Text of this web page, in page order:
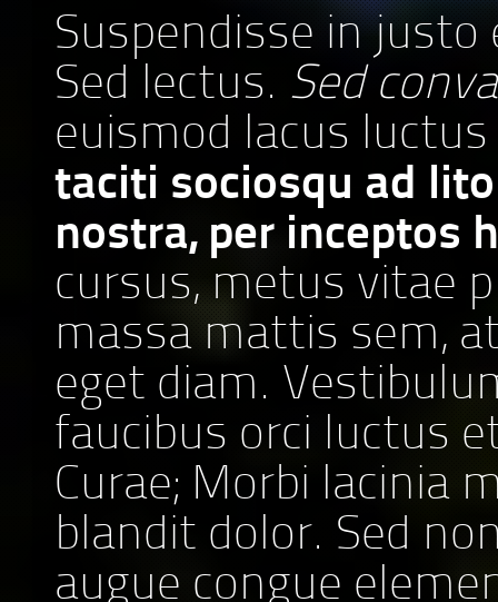
Suspendisse in
Sed lectus. Sed
euismod lacus
taciti sociosqu ad
nostra, per inceptos
cursus, metus vitae
massa mattis sem,
eget diam.
faucibus orci luctus
Curae; Morbi lacinia
blandit dolor. Sed
augue congue